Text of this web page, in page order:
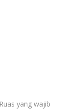
Ruas yang wajib